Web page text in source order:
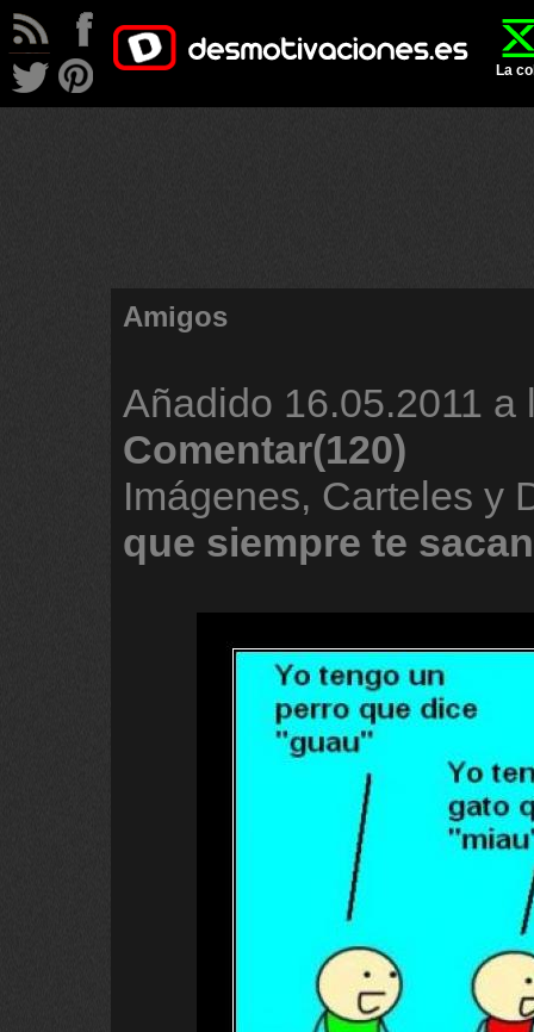
La
Amigos
Añadido 16.05.2011 a
Comentar(120)
Imágenes, Carteles y
que siempre te sacan